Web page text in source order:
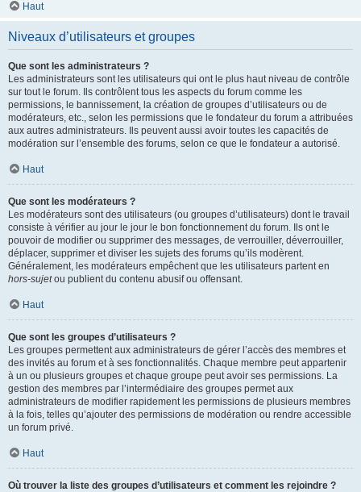
Haut
Niveaux d’utilisateurs et groupes
Que sont les administrateurs ?
Les administrateurs sont les utilisateurs qui ont le plus haut niveau de contrôle
sur tout le forum. Ils contrôlent tous les aspects du forum comme les
permissions, le bannissement, la création de groupes d’utilisateurs ou de
modérateurs, etc., selon les permissions que le fondateur du forum a attribuées
aux autres administrateurs. Ils peuvent aussi avoir toutes les capacités de
modération sur l’ensemble des forums, selon ce que le fondateur a autorisé.
Haut
Que sont les modérateurs ?
Les modérateurs sont des utilisateurs (ou groupes d’utilisateurs) dont le travail
consiste à vérifier au jour le jour le bon fonctionnement du forum. Ils ont le
pouvoir de modifier ou supprimer des messages, de verrouiller, déverrouiller,
déplacer, supprimer et diviser les sujets des forums qu’ils modèrent.
Généralement, les modérateurs empêchent que les utilisateurs partent en
hors-sujetou publient du contenu abusif ou offensant.
Haut
Que sont les groupes d’utilisateurs ?
Les groupes permettent aux administrateurs de gérer l’accès des membres et
des invités au forum et à ses fonctionnalités. Chaque membre peut appartenir
à un ou plusieurs groupes et chaque groupe peut avoir ses permissions. La
gestion des membres par l’intermédiaire des groupes permet aux
administrateurs de modifier rapidement les permissions de plusieurs membres
à la fois, telles qu’ajouter des permissions de modération ou rendre accessible
un forum privé.
Haut
Où trouver la liste des groupes d’utilisateurs et comment les rejoindre ?